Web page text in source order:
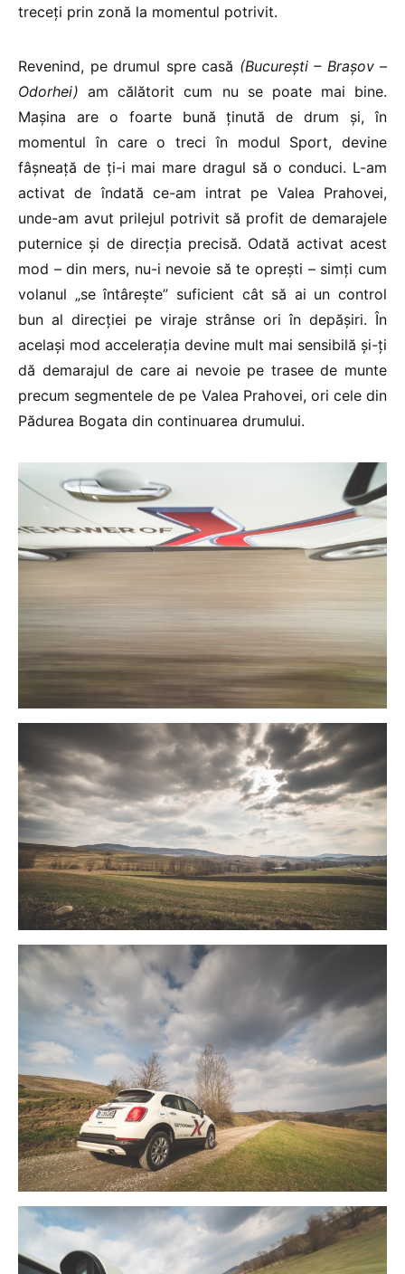
treceți prin zonă la momentul potrivit.
Revenind, pe drumul spre casă (București – Brașov –
Odorhei) am călătorit cum nu se poate mai bine.
Mașina are o foarte bună ținută de drum și, în
momentul în care o treci în modul Sport, devine
fâșneață de ți-i mai mare dragul să o conduci. L-am
activat de îndată ce-am intrat pe Valea Prahovei,
unde-am avut prilejul potrivit să profit de demarajele
puternice și de direcția precisă. Odată activat acest
mod – din mers, nu-i nevoie să te oprești – simți cum
volanul „se întârește” suficient cât să ai un control
bun al direcției pe viraje strânse ori în depășiri. În
același mod accelerația devine mult mai sensibilă și-ți
dă demarajul de care ai nevoie pe trasee de munte
precum segmentele de pe Valea Prahovei, ori cele din
Pădurea Bogata din continuarea drumului.